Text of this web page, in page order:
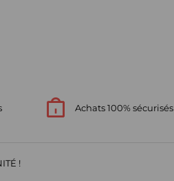
Achats 100% sécurisés
!